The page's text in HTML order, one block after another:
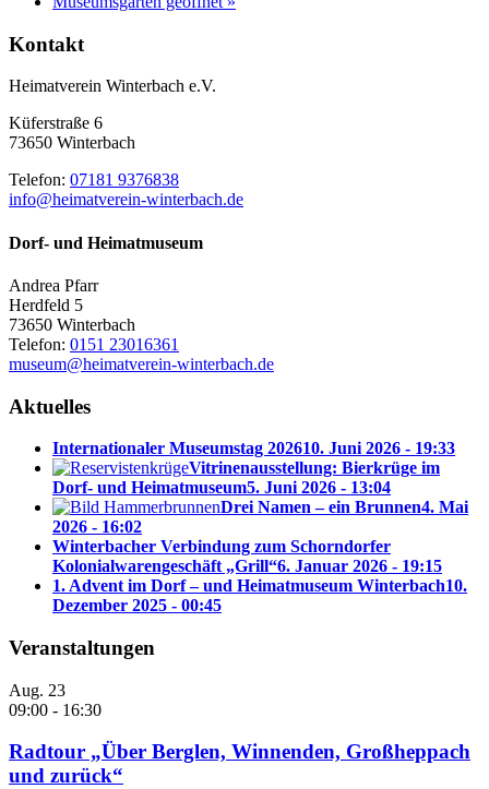
Kontakt
Heimatverein Winterbach e.V.
Küferstraße 6
73650 Winterbach
Telefon: 07181 9376838
info@heimatverein-winterbach.de
Dorf- und Heimatmuseum
Andrea Pfarr
Herdfeld 5
73650 Winterbach
Telefon: 0151 23016361
museum@heimatverein-winterbach.de
Aktuelles
Internationaler Museumstag 202610. Juni 2026 - 19:33
Vitrinenausstellung: Bierkrüge im
Dorf- und Heimatmuseum5. Juni 2026 - 13:04
Drei Namen – ein Brunnen4. Mai
2026 - 16:02
Winterbacher Verbindung zum Schorndorfer
Kolonialwarengeschäft „Grill“6. Januar 2026 - 19:15
1. Advent im Dorf – und Heimatmuseum Winterbach10.
Dezember 2025 - 00:45
Veranstaltungen
Aug. 23
09:00 - 16:30
Radtour „Über Berglen, Winnenden, Großheppach
und zurück“